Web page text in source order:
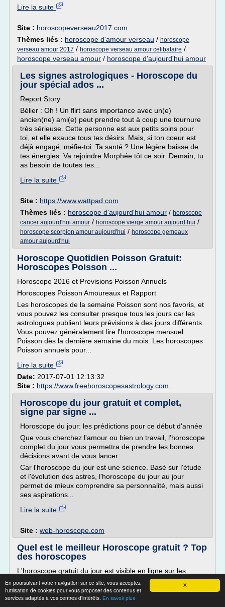
X
En poursuivant votre navigation sur ce site, vous acceptez
l'utilisation de cookies pour vous proposer des contenus et
services adaptés à vos centres d'intérêts. En savoir plus
Lire la suite
Site : horoscopeverseau2017.com
Thèmes liés : horoscope d'amour verseau / horoscope
verseau amour 2017 / horoscope verseau amour celibataire /
horoscope verseau amour / horoscope d'aujourd'hui amour
Les signes astrologiques - Horoscope du
jour spécial ados ...
Report Story
Bélier : Oh ! Un flirt sans importance avec un(e)
ancien(ne) ami(e) peut prendre tout à coup une tournure
très sérieuse. Cette personne est aux petits soins pour
toi, et elle exauce tous tes désirs. Mais, si ton coeur est
déjà engagé, méfie-toi. Ta santé ? Une légère baisse de
tes énergies. Va rejoindre Morphée tôt ce soir. Demain, tu
as besoin de toutes tes...
Lire la suite
Site : https://www.wattpad.com
Thèmes liés : horoscope d'aujourd'hui amour / horoscope
cancer aujourd'hui amour / horoscope vierge amour aujourd hui /
horoscope scorpion amour aujourd'hui / horoscope gemeaux
amour aujourd'hui
Horoscope Quotidien Poisson Gratuit:
Horoscopes Poisson ...
Horoscope 2016 et Previsions Poisson Annuels
Horoscopes Poisson Amoureaux et Rapport
Les horoscopes de la semaine Poisson sont nos favoris, et
vous pouvez les consulter presque tous les jours car les
astrologues publient leurs prévisions à des jours différents.
Vous pouvez généralement lire l'horoscope mensuel
Poisson dès la dernière semaine du mois. Les horoscopes
Poisson annuels pour...
Lire la suite
Date: 2017-07-01 12:13:32
Site : https://www.freehoroscopesastrology.com
Horoscope du jour gratuit et complet,
signe par signe ...
Horoscope du jour: les prédictions pour ce début d'année
Que vous cherchez l'amour ou bien un travail, l'horoscope
complet du jour vous permettra de prendre les bonnes
décisions avant de vous lancer.
Car l'horoscope du jour est une science. Basé sur l'étude
et l'évolution des astres, l'horoscope du jour au jour
permet de mieux comprendre sa personnalité, mais aussi
ses aspirations...
Lire la suite
Site : web-horoscope.com
Quel est le meilleur Horoscope gratuit ? Top
des horoscopes
L'horoscope gratuit du jour est visible en ligne sur les
meilleurs sites. Classement des sites pour consulter
l'horoscope du jour, semaine et de l'année selon votre signe
astral. Découvrez les caractères des...